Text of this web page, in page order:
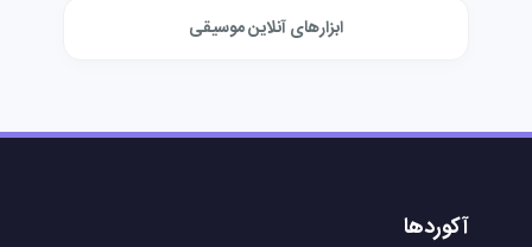
ابزارهای آنلاین موسیقی
آکوردها